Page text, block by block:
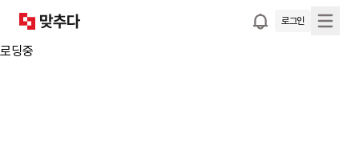
로그인
로딩중